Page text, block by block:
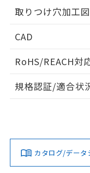
取りつけ穴加工図
CAD
ドすることができ
ロ
ダウンロードデータを
みください。
ソフトウェアの使用条件
RoHS/REACH対
EU RoHS 注意事項
対応済み
規格認証/適合状
カタログ/デー
既に当社にて
していること
り、2022年1